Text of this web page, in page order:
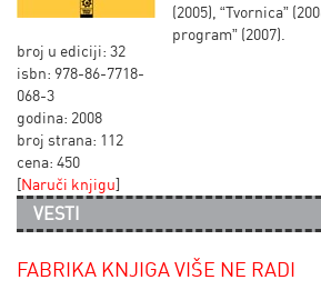
broj u ediciji: 32
isbn: 978-86-7718-
068-3
godina: 2008
broj strana: 112
cena: 450
[Naruči knjigu]
(2005), “Tvornica”
program” (2007).
VESTI
FABRIKA KNJIGA VIŠE NE RADI